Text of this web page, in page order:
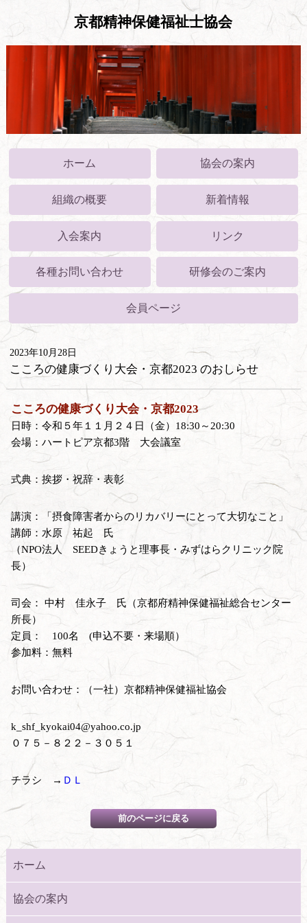
京都精神保健福祉士協会
ホーム 協会の案内
組織の概要 新着情報
入会案内 リンク
各種お問い合わせ 研修会のご案内
会員ページ
2023年10月28日
こころの健康づくり大会・京都2023 のおしらせ
こころの健康づくり大会・京都2023
日時：令和５年１１月２４日（金）18:30～20:30
会場：ハートピア京都3階 大会議室
式典：挨拶・祝辞・表彰
講演：「摂食障害者からのリカバリーにとって大切なこと」
講師：水原 祐起 氏
（NPO法人 SEEDきょうと理事長・みずはらクリニック院
長）
司会： 中村 佳永子 氏（京都府精神保健福祉総合センター
所長）
定員： 100名 (申込不要・来場順）
参加料：無料
お問い合わせ：（一社）京都精神保健福祉協会
k_shf_kyokai04@yahoo.co.jp
０７５－８２２－３０５１
チラシ → ＤＬ
ホーム
協会の案内